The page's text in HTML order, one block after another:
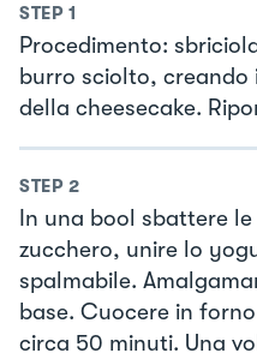
STEP 1
Procedimento:
burro sciolto, creando
della cheesecake.
STEP 2
In una bool sbattere
zucchero, unire lo
spalmabile.
base. Cuocere in
circa 50 minuti. Una